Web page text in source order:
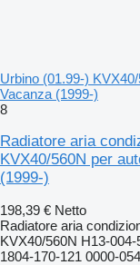
Urbino (01.99-)
Vacanza (1999-)
8
Radiatore aria
KVX40/560N per
(1999-)
198,39 € Netto
Radiatore aria
KVX40/560N H13-
1804-170-121 0000-